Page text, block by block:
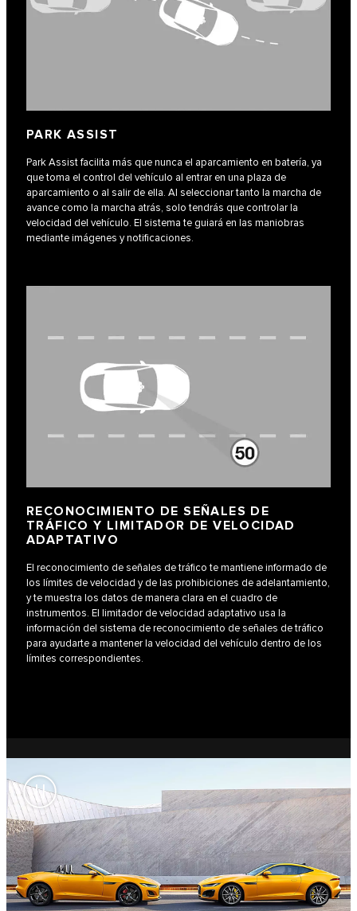
PARK ASSIST
Park Assist facilita más que nunca el aparcamiento en batería, ya
que toma el control del vehículo al entrar en una plaza de
aparcamiento o al salir de ella. Al seleccionar tanto la marcha de
avance como la marcha atrás, solo tendrás que controlar la
velocidad del vehículo. El sistema te guiará en las maniobras
mediante imágenes y notificaciones.
RECONOCIMIENTO DE SEÑALES DE
TRÁFICO Y LIMITADOR DE VELOCIDAD
ADAPTATIVO
El reconocimiento de señales de tráfico te mantiene informado de
los límites de velocidad y de las prohibiciones de adelantamiento,
y te muestra los datos de manera clara en el cuadro de
instrumentos. El limitador de velocidad adaptativo usa la
información del sistema de reconocimiento de señales de tráfico
para ayudarte a mantener la velocidad del vehículo dentro de los
límites correspondientes.